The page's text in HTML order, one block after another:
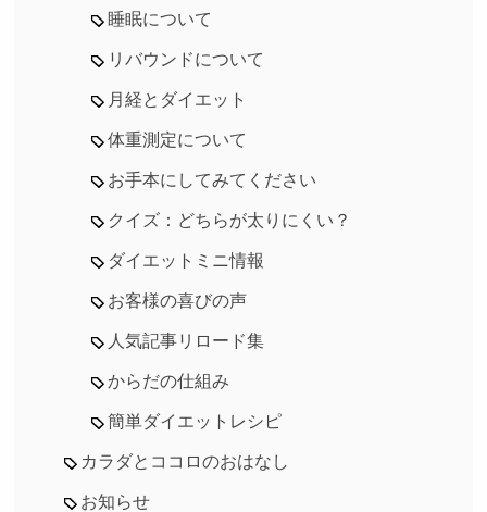
睡眠について
リバウンドについて
月経とダイエット
体重測定について
お手本にしてみてください
クイズ：どちらが太りにくい？
ダイエットミニ情報
お客様の喜びの声
人気記事リロード集
からだの仕組み
簡単ダイエットレシピ
カラダとココロのおはなし
お知らせ